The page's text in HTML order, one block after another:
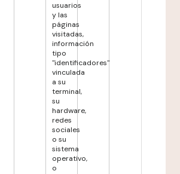
usuarios
y las
páginas
visitadas,
información
tipo
"identificadores"
vinculada
a su
terminal,
su
hardware,
redes
sociales
o su
sistema
operativo,
o